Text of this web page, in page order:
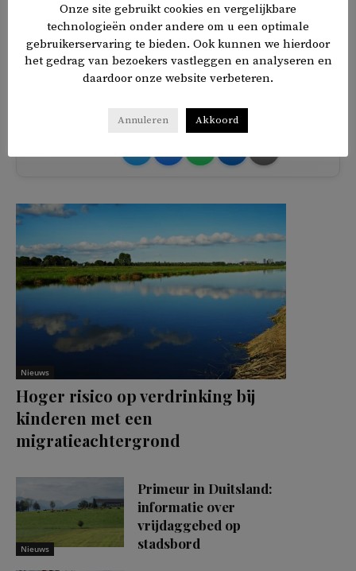
hiervoor verantwoordelijk zijn hiervoor verantwoordelijk
gehouden moeten worden, in veel gevallen is dit de
Turkse regering.’
Nieuws
Hoger risico op verdrinking bij
kinderen met een
migratieachtergrond
Nieuws
Primeur in Duitsland:
informatie over
vrijdaggebed op
stadsbord
Onze site gebruikt cookies en vergelijkbare
technologieën onder andere om u een optimale
gebruikerservaring te bieden. Ook kunnen we hierdoor
het gedrag van bezoekers vastleggen en analyseren en
daardoor onze website verbeteren.
Annuleren Akkoord